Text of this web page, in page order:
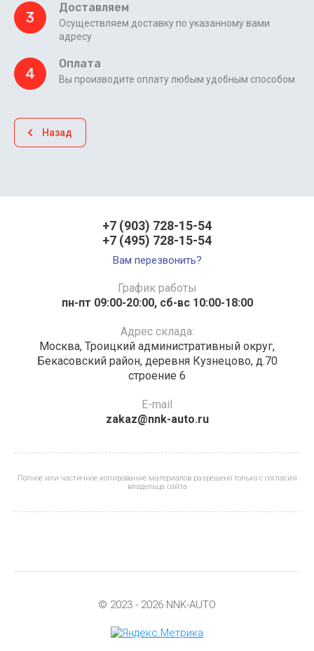
3
Доставляем
Осуществляем доставку по указанному вами
адресу
4
Оплата
Вы производите оплату любым удобным способом
Назад
+7 (903) 728-15-54
+7 (495) 728-15-54
Вам перезвонить?
График работы
пн-пт 09:00-20:00, сб-вс 10:00-18:00
Адрес склада:
Москва, Троицкий административный округ,
Бекасовский район, деревня Кузнецово, д.70
строение 6
E-mail
zakaz@nnk-auto.ru
Полное или частичное копирование материалов разрешено только с согласия
владельца сайта
© 2023 - 2026 NNK-AUTO